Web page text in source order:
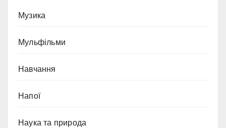
Музика
Мульфільми
Навчання
Напої
Наука та природа